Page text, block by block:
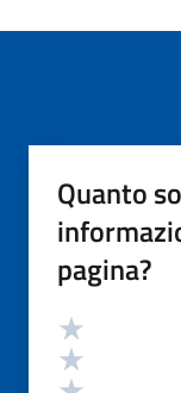
Quanto
pagina?
Valutazione